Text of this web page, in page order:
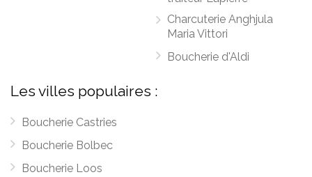
Charcuterie Anghjula
Maria Vittori
Boucherie d'Aldi
Les villes populaires :
Boucherie Castries
Boucherie Bolbec
Boucherie Loos